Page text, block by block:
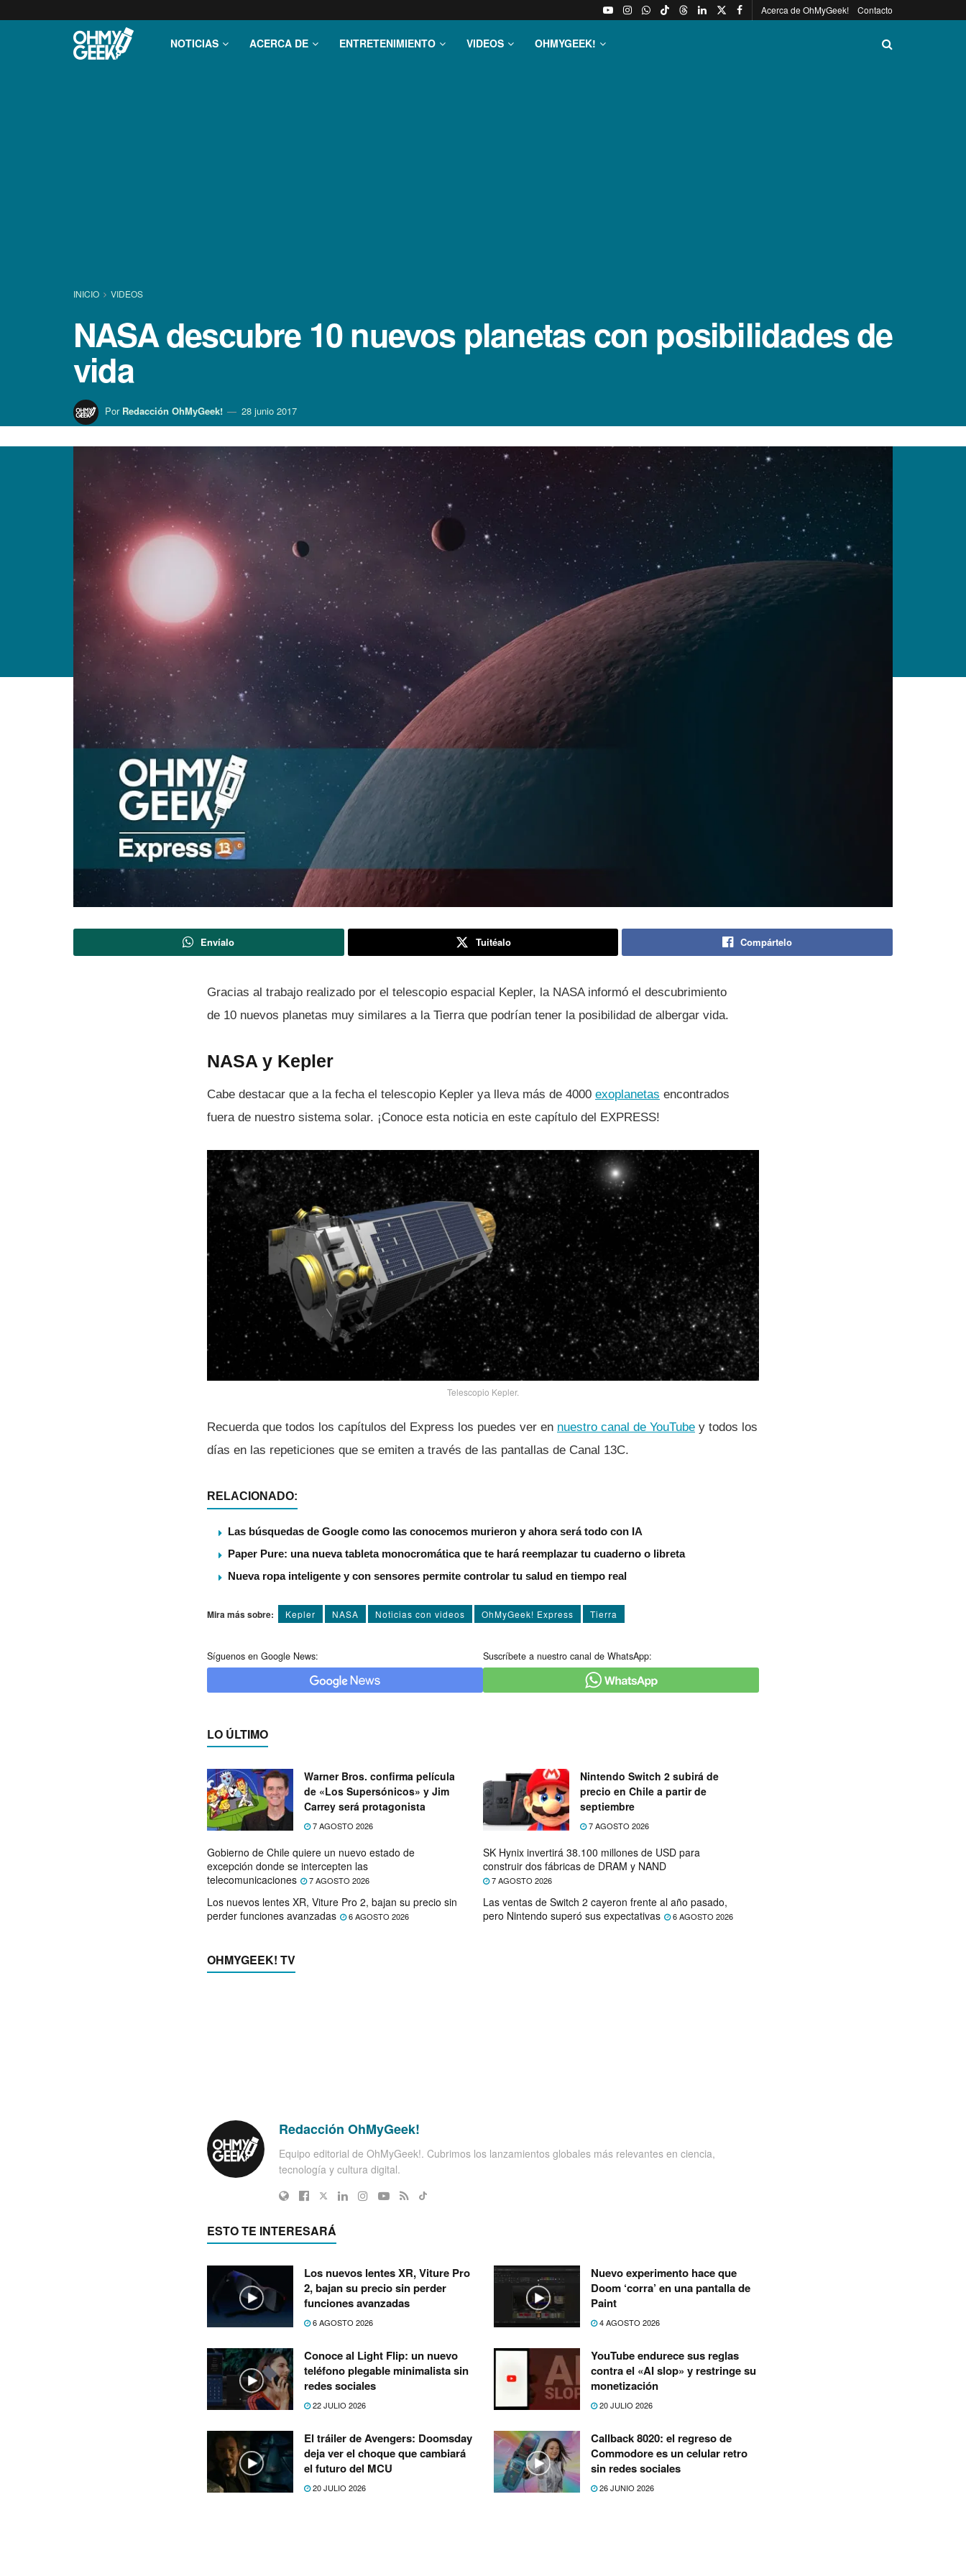
Acerca de OhMyGeek! Contacto
NOTICIAS ACERCA DE ENTRETENIMIENTO VIDEOS OHMYGEEK!
INICIO VIDEOS
NASA descubre 10 nuevos planetas con posibilidades de
vida
Por Redacción OhMyGeek! 28 junio 2017
Envíalo Tuitéalo Compártelo
Gracias al trabajo realizado por el telescopio espacial Kepler, la NASA informó el descubrimiento
de 10 nuevos planetas muy similares a la Tierra que podrí­an tener la posibilidad de albergar vida.
NASA y Kepler
Cabe destacar que a la fecha el telescopio Kepler ya lleva más de 4000 exoplanetas encontrados
fuera de nuestro sistema solar. ¡Conoce esta noticia en este capí­tulo del EXPRESS!
Telescopio Kepler.
Recuerda que todos los capí­tulos del Express los puedes ver en nuestro canal de YouTube y todos los
dí­as en las repeticiones que se emiten a través de las pantallas de Canal 13C.
RELACIONADO:
Las búsquedas de Google como las conocemos murieron y ahora será todo con IA
Paper Pure: una nueva tableta monocromática que te hará reemplazar tu cuaderno o libreta
Nueva ropa inteligente y con sensores permite controlar tu salud en tiempo real
Mira más sobre: Kepler NASA Noticias con videos OhMyGeek! Express Tierra
Síguenos en Google News: Suscríbete a nuestro canal de WhatsApp:
LO ÚLTIMO
Warner Bros. confirma película
de «Los Supersónicos» y Jim
Carrey será protagonista
7 AGOSTO 2026
Nintendo Switch 2 subirá de
precio en Chile a partir de
septiembre
7 AGOSTO 2026
Gobierno de Chile quiere un nuevo estado de
excepción donde se intercepten las
telecomunicaciones
7 AGOSTO 2026
SK Hynix invertirá 38.100 millones de USD para
construir dos fábricas de DRAM y NAND
7 AGOSTO 2026
Los nuevos lentes XR, Viture Pro 2, bajan su precio sin
perder funciones avanzadas
6 AGOSTO 2026
Las ventas de Switch 2 cayeron frente al año pasado,
pero Nintendo superó sus expectativas
6 AGOSTO 2026
OHMYGEEK! TV
Redacción OhMyGeek!
Equipo editorial de OhMyGeek!. Cubrimos los lanzamientos globales más relevantes en ciencia,
tecnología y cultura digital.
ESTO TE INTERESARÁ
Los nuevos lentes XR, Viture Pro
2, bajan su precio sin perder
funciones avanzadas
6 AGOSTO 2026
Nuevo experimento hace que
Doom ‘corra’ en una pantalla de
Paint
4 AGOSTO 2026
Conoce al Light Flip: un nuevo
teléfono plegable minimalista sin
redes sociales
22 JULIO 2026
YouTube endurece sus reglas
contra el «AI slop» y restringe su
monetización
20 JULIO 2026
El tráiler de Avengers: Doomsday
deja ver el choque que cambiará
el futuro del MCU
20 JULIO 2026
Callback 8020: el regreso de
Commodore es un celular retro
sin redes sociales
26 JUNIO 2026